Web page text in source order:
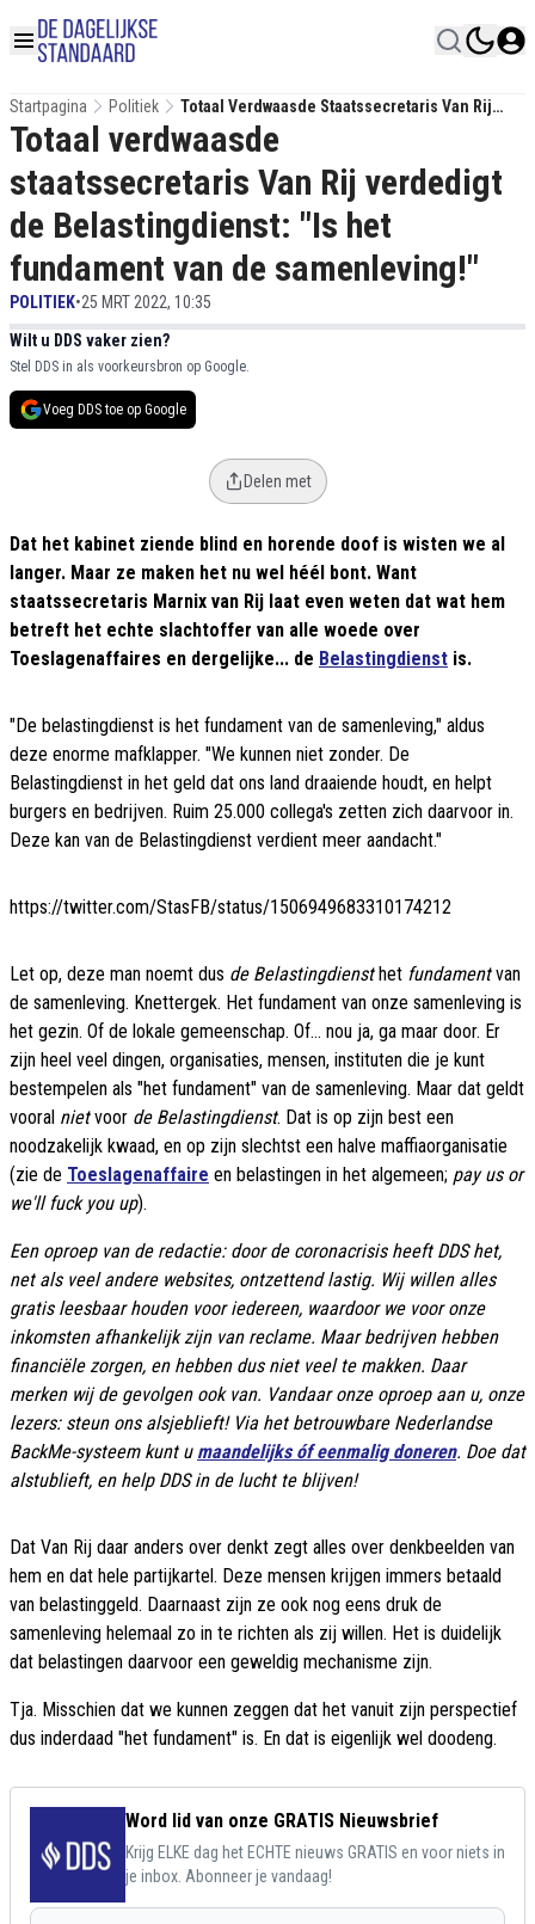
Startpagina Politiek
Totaal Verdwaasde Staatssecretaris Van Rij
Verdedigt De Belastingdienst: "Is Het
Fundament Van De Samenleving!"
Totaal verdwaasde
staatssecretaris Van Rij verdedigt
de Belastingdienst: "Is het
fundament van de samenleving!"
POLITIEK•25 MRT 2022, 10:35
Wilt u DDS vaker zien?
Stel DDS in als voorkeursbron op Google.
Voeg DDS toe op Google
Delen met
Dat het kabinet ziende blind en horende doof is wisten we al
langer. Maar ze maken het nu wel héél bont. Want
staatssecretaris Marnix van Rij laat even weten dat wat hem
betreft het echte slachtoffer van alle woede over
Toeslagenaffaires en dergelijke... de Belastingdienst is.
"De belastingdienst is het fundament van de samenleving," aldus
deze enorme mafklapper. "We kunnen niet zonder. De
Belastingdienst in het geld dat ons land draaiende houdt, en helpt
burgers en bedrijven. Ruim 25.000 collega's zetten zich daarvoor in.
Deze kan van de Belastingdienst verdient meer aandacht."
https://twitter.com/StasFB/status/1506949683310174212
Let op, deze man noemt dus de Belastingdiensthet fundamentvan
de samenleving. Knettergek. Het fundament van onze samenleving is
het gezin. Of de lokale gemeenschap. Of... nou ja, ga maar door. Er
zijn heel veel dingen, organisaties, mensen, instituten die je kunt
bestempelen als "het fundament" van de samenleving. Maar dat geldt
vooral nietvoor de Belastingdienst. Dat is op zijn best een
noodzakelijk kwaad, en op zijn slechtst een halve maffiaorganisatie
(zie de Toeslagenaffaire en belastingen in het algemeen; pay us or
we'll fuck you up).
Een oproep van de redactie: door de coronacrisis heeft DDS het,
net als veel andere websites, ontzettend lastig. Wij willen alles
gratis leesbaar houden voor iedereen, waardoor we voor onze
inkomsten afhankelijk zijn van reclame. Maar bedrijven hebben
financiële zorgen, en hebben dus niet veel te makken. Daar
merken wij de gevolgen ook van. Vandaar onze oproep aan u, onze
lezers: steun ons alsjeblieft! Via het betrouwbare Nederlandse
BackMe-systeem kunt u maandelijks óf eenmalig doneren. Doe dat
alstublieft, en help DDS in de lucht te blijven!
Dat Van Rij daar anders over denkt zegt alles over denkbeelden van
hem en dat hele partijkartel. Deze mensen krijgen immers betaald
van belastinggeld. Daarnaast zijn ze ook nog eens druk de
samenleving helemaal zo in te richten als zij willen. Het is duidelijk
dat belastingen daarvoor een geweldig mechanisme zijn.
Tja. Misschien dat we kunnen zeggen dat het vanuit zijn perspectief
dus inderdaad "het fundament" is. En dat is eigenlijk wel doodeng.
Word lid van onze GRATIS Nieuwsbrief
Krijg ELKE dag het ECHTE nieuws GRATIS en voor niets in
je inbox. Abonneer je vandaag!